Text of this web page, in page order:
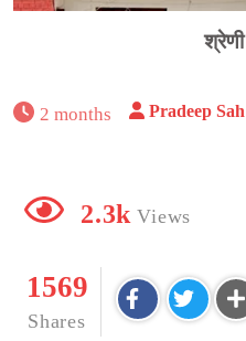
2 months Pradeep Sah
2.3k Views
1569
Shares